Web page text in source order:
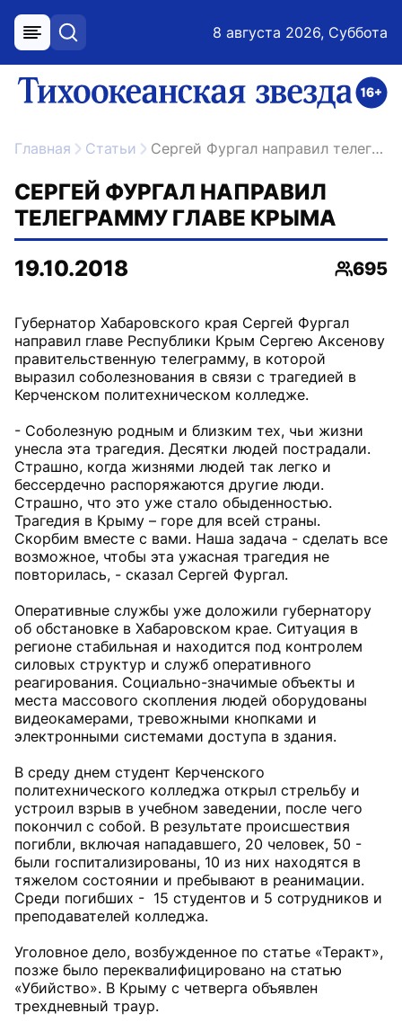
меню поиск 8 августа 2026, Суббота
ссылка на главную
Главная Статьи Сергей Фургал направил телеграмму главе Крыма
СЕРГЕЙ ФУРГАЛ НАПРАВИЛ
ТЕЛЕГРАММУ ГЛАВЕ КРЫМА
19.10.2018
695
Губернатор Хабаровского края Сергей Фургал
направил главе Республики Крым Сергею Аксенову
правительственную телеграмму, в которой
выразил соболезнования в связи с трагедией в
Керченском политехническом колледже.
- Соболезную родным и близким тех, чьи жизни
унесла эта трагедия. Десятки людей пострадали.
Страшно, когда жизнями людей так легко и
бессердечно распоряжаются другие люди.
Страшно, что это уже стало обыденностью.
Трагедия в Крыму – горе для всей страны.
Скорбим вместе с вами. Наша задача - сделать все
возможное, чтобы эта ужасная трагедия не
повторилась, - сказал Сергей Фургал.
Оперативные службы уже доложили губернатору
об обстановке в Хабаровском крае. Ситуация в
регионе стабильная и находится под контролем
силовых структур и служб оперативного
реагирования. Социально-значимые объекты и
места массового скопления людей оборудованы
видеокамерами, тревожными кнопками и
электронными системами доступа в здания.
В среду днем студент Керченского
политехнического колледжа открыл стрельбу и
устроил взрыв в учебном заведении, после чего
покончил с собой. В результате происшествия
погибли, включая нападавшего, 20 человек, 50 -
были госпитализированы, 10 из них находятся в
тяжелом состоянии и пребывают в реанимации.
Среди погибших - 15 студентов и 5 сотрудников и
преподавателей колледжа.
Уголовное дело, возбужденное по статье «Теракт»,
позже было переквалифицировано на статью
«Убийство». В Крыму с четверга объявлен
трехдневный траур.